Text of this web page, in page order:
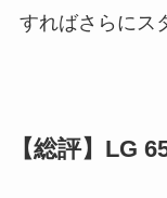
すればさらにス
【総評】LG